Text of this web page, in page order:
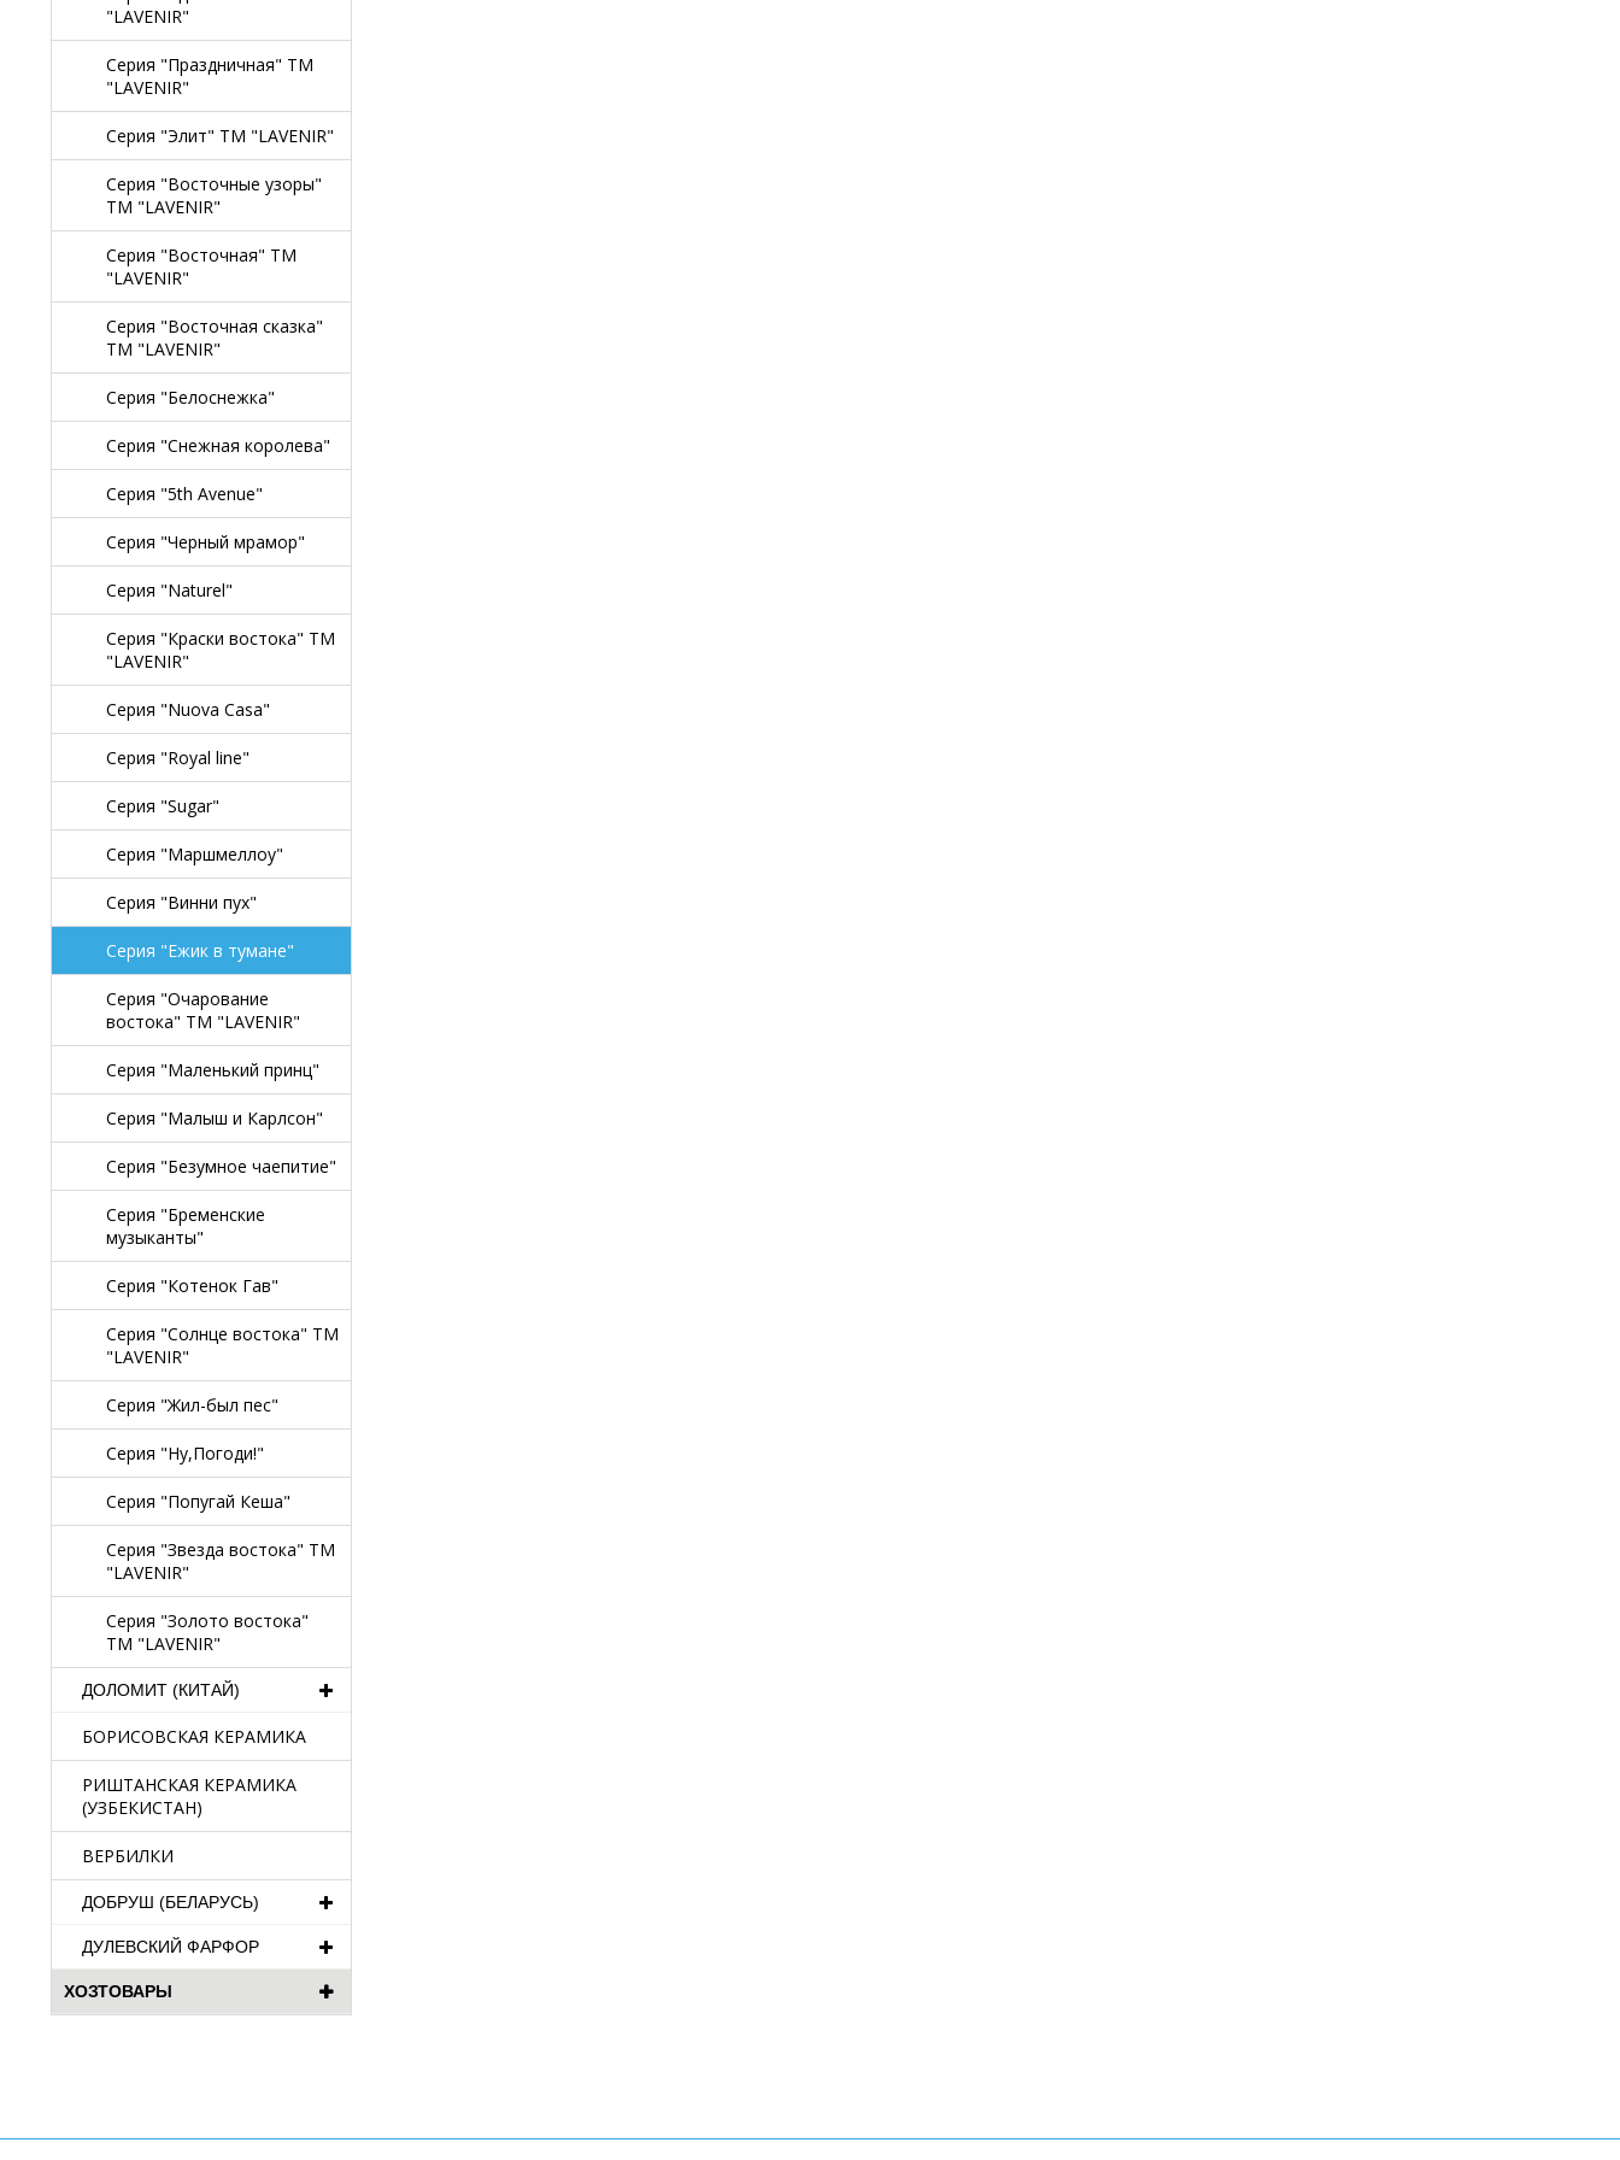
"LAVENIR"
Серия "Праздничная" TM
"LAVENIR"
Серия "Элит" TM "LAVENIR"
Серия "Восточные узоры"
TM "LAVENIR"
Серия "Восточная" TM
"LAVENIR"
Серия "Восточная сказка"
TM "LAVENIR"
Серия "Белоснежка"
Серия "Снежная королева"
Серия "5th Avenue"
Серия "Черный мрамор"
Серия "Naturel"
Серия "Краски востока" TM
"LAVENIR"
Серия "Nuova Casa"
Серия "Royal line"
Серия "Sugar"
Серия "Маршмеллоу"
Серия "Винни пух"
Серия "Ежик в тумане"
Серия "Очарование
востока" TM "LAVENIR"
Серия "Маленький принц"
Серия "Малыш и Карлсон"
Серия "Безумное чаепитие"
Серия "Бременские
музыканты"
Серия "Котенок Гав"
Серия "Солнце востока" TM
"LAVENIR"
Серия "Жил-был пес"
Серия "Ну,Погоди!"
Серия "Попугай Кеша"
Серия "Звезда востока" TM
"LAVENIR"
Серия "Золото востока"
TM "LAVENIR"
ДОЛОМИТ (КИТАЙ)
БОРИСОВСКАЯ КЕРАМИКА
РИШТАНСКАЯ КЕРАМИКА
(УЗБЕКИСТАН)
ВЕРБИЛКИ
ДОБРУШ (БЕЛАРУСЬ)
ДУЛЕВСКИЙ ФАРФОР
ХОЗТОВАРЫ